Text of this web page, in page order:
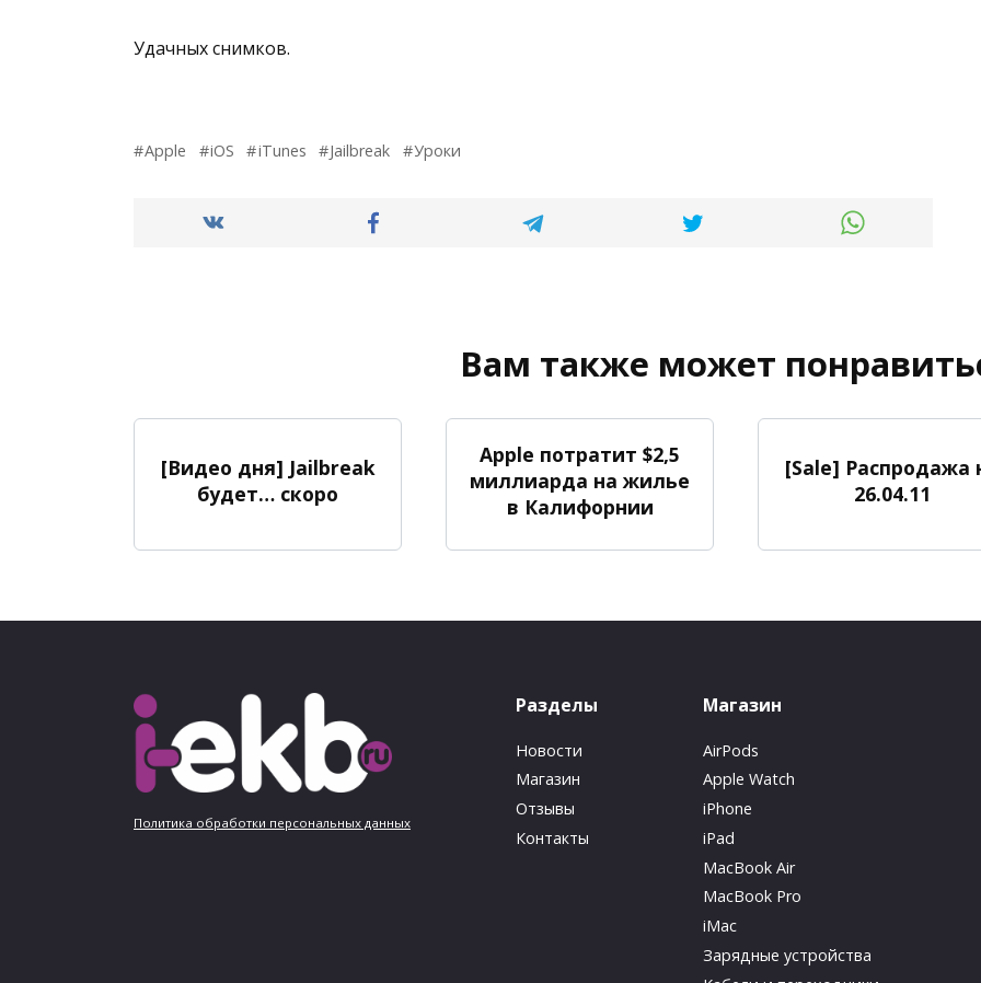
Удачных снимков.
Apple iOS iTunes Jailbreak Уроки
Вам также может
[Видео дня] Jailbreak
будет… скоро
Apple потратит $2,5
миллиарда на жилье
в Калифорнии
[Sale] Распродажа
26.04.11
Политика обработки персональных данных
Разделы
Новости
Магазин
Отзывы
Контакты
Магазин
AirPods
Apple Watch
iPhone
iPad
MacBook Air
MacBook Pro
iMac
Зарядные устройства